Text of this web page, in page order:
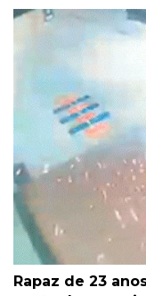
Rapaz de 23